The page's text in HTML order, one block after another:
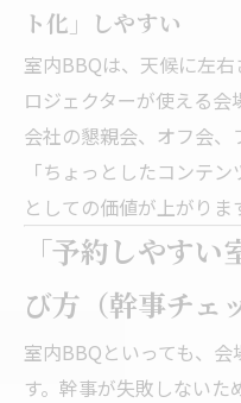
ト化」しやすい
室内BBQは、天候に左
ロジェクターが使える会
会社の懇親会、オフ会、
「ちょっとしたコンテ
としての価値が上がりま
「予約しやす
び方（幹事チェ
室内BBQといっても、
す。幹事が失敗しないた